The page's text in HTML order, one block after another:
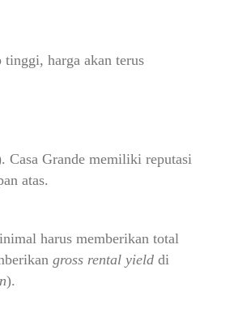
tinggi, harga akan terus
Casa Grande memiliki reputasi
atas.
harus memberikan total
gross rental yielddi
).